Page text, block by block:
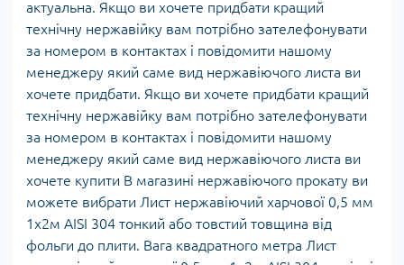
актуальна. Якщо ви хочете придбати кращий
технічну нержавійку вам потрібно зателефонувати
за номером в контактах і повідомити нашому
менеджеру який саме вид нержавіючого листа ви
хочете придбати. Якщо ви хочете придбати кращий
технічну нержавійку вам потрібно зателефонувати
за номером в контактах і повідомити нашому
менеджеру який саме вид нержавіючого листа ви
хочете купити В магазині нержавіючого прокату ви
можете вибрати Лист нержавіючий харчової 0,5 мм
1х2м AISI 304 тонкий або товстий товщина від
фольги до плити. Вага квадратного метра Лист